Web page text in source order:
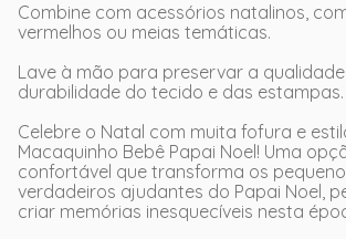
Combine com acessórios natalinos,
vermelhos ou meias temáticas.
Lave à mão para preservar a
durabilidade do tecido e das estampas.
Celebre o Natal com muita fofura e
Macaquinho Bebê Papai Noel! Uma
confortável que transforma os
verdadeiros ajudantes do Papai Noel,
criar memórias inesquecíveis nesta